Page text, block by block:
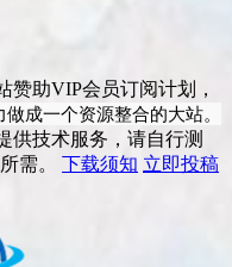
赞助VIP会员订阅计划，
成一个资源整合的大站。
供技术服务，请自行测
需。 下载须知 立即投稿